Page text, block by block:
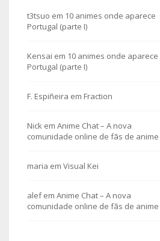
t3tsuo em 10 animes onde aparece
Portugal (parte I)
Kensai em 10 animes onde aparece
Portugal (parte I)
F. Espiñeira em Fraction
Nick em Anime Chat – A nova
comunidade online de fãs de anime
maria em Visual Kei
alefem Anime Chat – A nova
comunidade online de fãs de anime